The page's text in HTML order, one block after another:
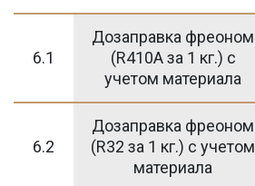
6.1
Дозаправка фреоном
(R410А за 1 кг.) c
учетом материала
6.2
Дозаправка фреоном
(R32 за 1 кг.) c учетом
материала